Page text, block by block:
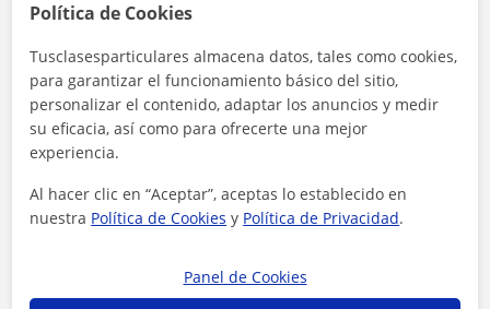
Al hacer clic, aceptas nuestroaviso legaly deprivacidad
Contactar ahora
Política de Cookies
Tusclasesparticulares almacena datos, tales como cookies,
para garantizar el funcionamiento básico del sitio,
personalizar el contenido, adaptar los anuncios y medir
su eficacia, así como para ofrecerte una mejor
experiencia.
Al hacer clic en “Aceptar”, aceptas lo establecido en
nuestra Política de Cookies y Política de Privacidad.
Panel de Cookies